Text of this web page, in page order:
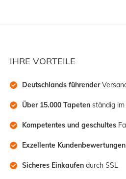
IHRE VORTEILE
Deutschlands führender
Über 15.000 Tapeten ständig
Kompetentes und geschultes
Exzellente Kundenbewertungen
Sicheres Einkaufen durch SSL